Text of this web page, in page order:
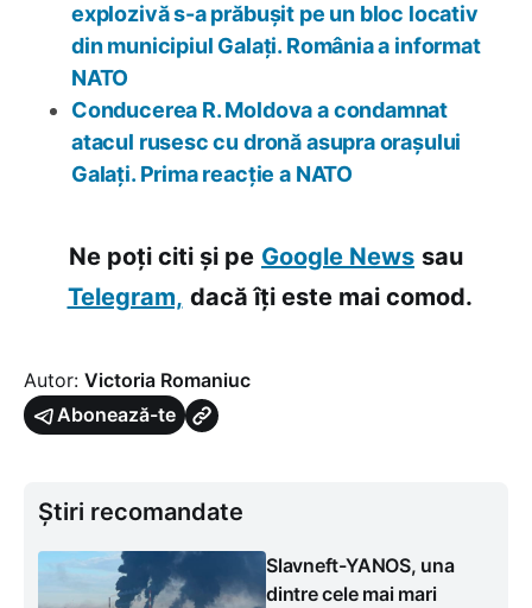
explozivă s-a prăbușit pe un bloc locativ
din municipiul Galați. România a informat
NATO
Conducerea R. Moldova a condamnat
atacul rusesc cu dronă asupra orașului
Galați. Prima reacție a NATO
Ne poți citi și pe Google News sau
Telegram, dacă îți este mai comod.
Autor: Victoria Romaniuc
Abonează-te
Știri recomandate
Slavneft-YANOS, una
dintre cele mai mari